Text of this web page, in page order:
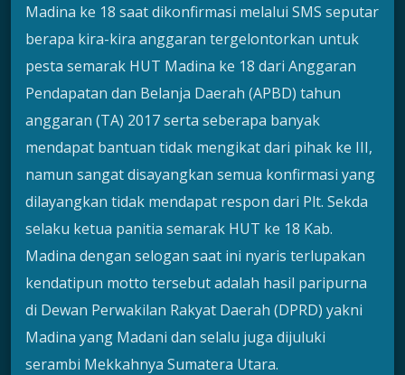
Madina ke 18 saat dikonfirmasi melalui SMS seputar
berapa kira-kira anggaran tergelontorkan untuk
pesta semarak HUT Madina ke 18 dari Anggaran
Pendapatan dan Belanja Daerah (APBD) tahun
anggaran (TA) 2017 serta seberapa banyak
mendapat bantuan tidak mengikat dari pihak ke III,
namun sangat disayangkan semua konfirmasi yang
dilayangkan tidak mendapat respon dari Plt. Sekda
selaku ketua panitia semarak HUT ke 18 Kab.
Madina dengan selogan saat ini nyaris terlupakan
kendatipun motto tersebut adalah hasil paripurna
di Dewan Perwakilan Rakyat Daerah (DPRD) yakni
Madina yang Madani dan selalu juga dijuluki
serambi Mekkahnya Sumatera Utara.